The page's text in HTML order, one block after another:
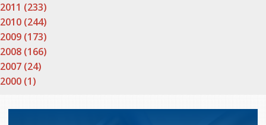
2011 (233)
2010 (244)
2009 (173)
2008 (166)
2007 (24)
2000 (1)